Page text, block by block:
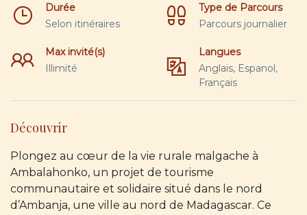
Durée
Selon itinéraires
Type de Parcours
Parcours journalier
Max invité(s)
Illimité
Langues
Anglais, Espanol,
Français
Découvrir
Plongez au cœur de la vie rurale malgache à
Ambalahonko, un projet de tourisme
communautaire et solidaire situé dans le nord
d’Ambanja, une ville au nord de Madagascar. Ce